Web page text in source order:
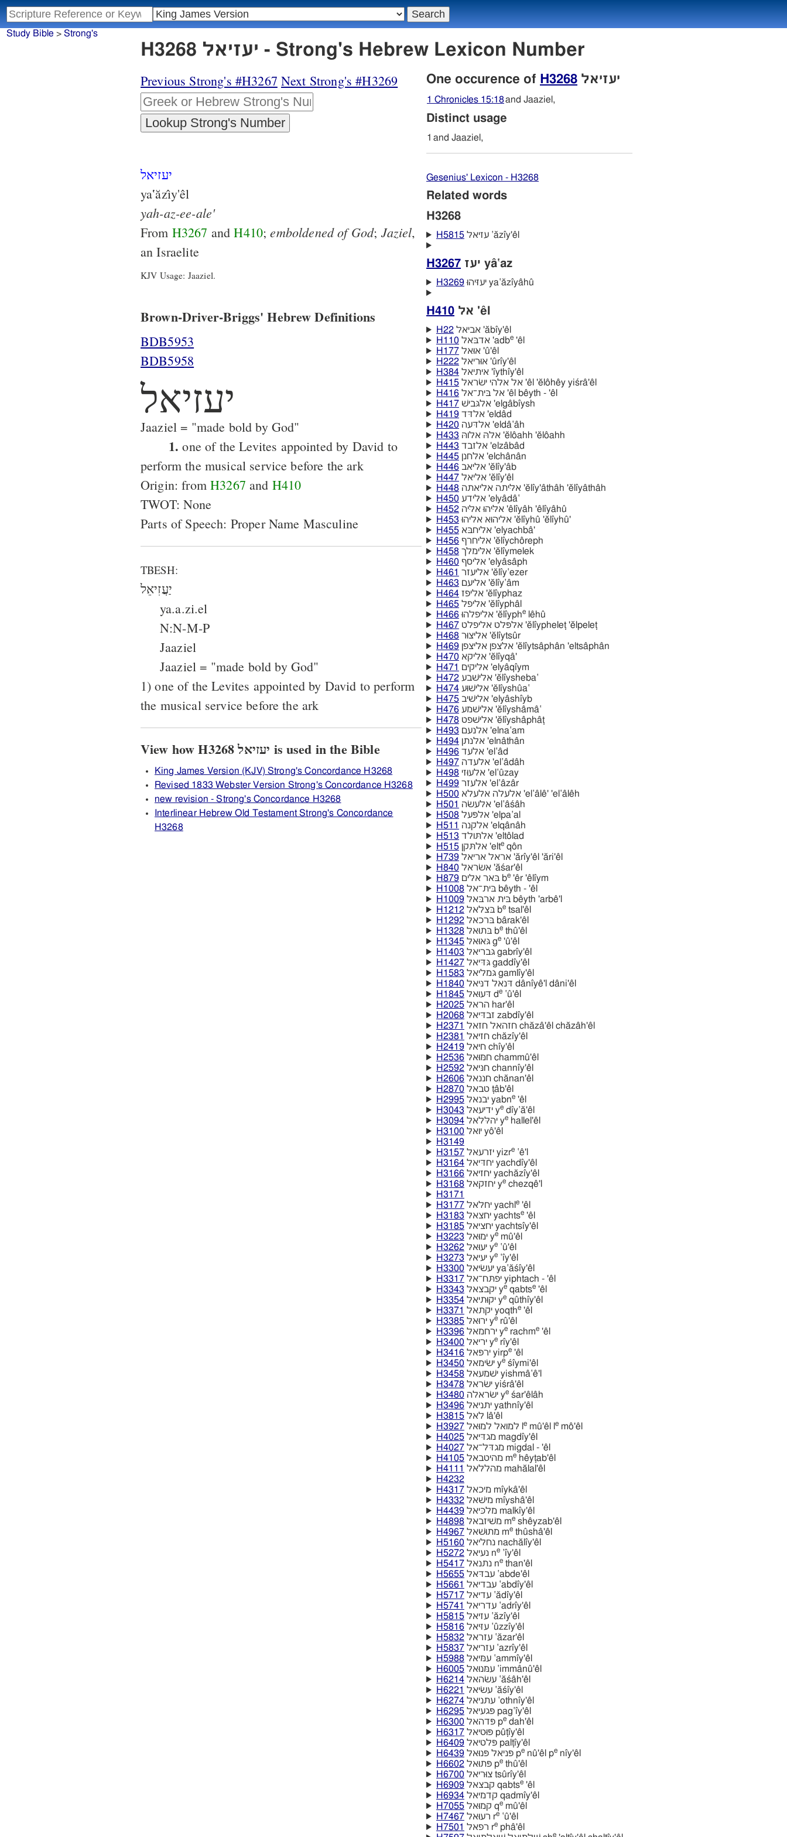
Study Bible > Strong's
H3268 יעזיאל - Strong's Hebrew Lexicon Number
Previous Strong's #H3267 Next Strong's #H3269
יעזיאל
ya‛ăzı̂y'êl
yah-az-ee-ale'
From H3267 andH410;emboldened of God; Jaziel,
an Israelite
KJV Usage: Jaaziel.
Brown-Driver-Briggs' Hebrew Definitions
BDB5953
BDB5958
יעזיאל
Jaaziel = "made bold by God"
1. one of the Levites appointed by David to
perform the musical service before the ark
Origin: fromH3267 and H410
TWOT: None
Parts of Speech: Proper Name Masculine
TBESH:
יַעֲזִיאֵל
ya.a.zi.el
N:N-M-P
Jaaziel
Jaaziel = "made bold by God"
1) one of the Levites appointed by David to perform
the musical service before the ark
View how H3268 יעזיאל is used in the Bible
King James Version (KJV) Strong's Concordance H3268
Revised 1833 Webster Version Strong's Concordance H3268
new revision - Strong's Concordance H3268
Interlinear Hebrew Old Testament Strong's Concordance
H3268
One occurence of H3268 יעזיאל
1 Chronicles 15:18and Jaaziel,
Distinct usage
1 and Jaaziel,
Gesenius' Lexicon - H3268
Related words
H3268
H5815 עזיאל ‛ăzı̂y'êl
H3267 יעז yâ‛az
H3269 יעזיּהוּ ya‛ăzı̂yâhû
H410 אל 'êl
H22
אביאל 'ăbı̂y'êl
H110
אדבּאל 'adbe'êl
H177
אוּאל 'û'êl
H222
אוּריאל 'ûrı̂y'êl
H384
איתיאל 'ı̂ythı̂y'êl
H415
אל אלהי ישׂראל 'êl 'ĕlôhêy yiśrâ'êl
H416
אל בּית־אל 'êl bêyth - 'êl
H417
אלגּבישׁ 'elgâbı̂ysh
H419
אלדּד 'eldâd
H420
אלדּעה 'eldâ‛âh
H433
אלהּ אלוהּ 'ĕlôahh 'ĕlôahh
H443
אלזבד 'elzâbâd
H445
אלחנן 'elchânân
H446
אליאב 'ĕlı̂y'âb
H447
אליאל 'ĕlı̂y'êl
H448
אליּתה אליאתה 'ĕlı̂y'âthâh 'ĕlı̂yâthâh
H450
אלידע 'elyâdâ‛
H452
אליּהוּ אליּה 'êlı̂yâh 'êlı̂yâhû
H453
אליהוּא אליהוּ 'ĕlı̂yhû 'ĕlı̂yhû'
H455
אליחבּא 'elyachbâ'
H456
אליחרף 'ĕlı̂ychôreph
H458
אלימלך 'ĕlı̂ymelek
H460
אליסף 'elyâsâph
H461
אליעזר 'ĕlı̂y‛ezer
H463
אליעם 'ĕlı̂y‛âm
H464
אליפז 'ĕlı̂yphaz
H465
אליפל 'ĕlı̂yphâl
H466
אליפלהוּ 'ĕlı̂yphelêhû
H467
אלפּלט אליפלט 'ĕlı̂ypheleṭ 'ĕlpeleṭ
H468
אליצוּר 'ĕlı̂ytsûr
H469
אלצפן אליצפן 'ĕlı̂ytsâphân 'eltsâphân
H470
אליקא 'ĕlı̂yqâ'
H471
אליקים 'elyâqı̂ym
H472
אלישׁבע 'ĕlı̂ysheba‛
H474
אלישׁוּע 'ĕlı̂yshûa‛
H475
אלישׁיב 'elyâshı̂yb
H476
אלישׁמע 'ĕlı̂yshâmâ‛
H478
אלישׁפט 'ĕlı̂yshâphâṭ
H493
אלנעם 'elna‛am
H494
אלנתן 'elnâthân
H496
אלעד 'el‛âd
H497
אלעדה 'el‛âdâh
H498
אלעוּזי 'el‛ûzay
H499
אלעזר 'el‛âzâr
H500
אלעלה אלעלא 'el‛âlê' 'el‛âlêh
H501
אלעשׂה 'el‛âśâh
H508
אלפּעל 'elpa‛al
H511
אלקנה 'elqânâh
H513
אלתּולד 'eltôlad
H515
אלתּקן 'elteqôn
H739
אראל אריאל 'ărı̂y'êl 'ări'êl
H840
אשׂראל 'ăśar'êl
H879
בּאר אלים be'êr 'êlı̂ym
H1008
בּית־אל bêyth - 'êl
H1009
בּית ארבּאל bêyth 'arbê'l
H1212
בּצלאל betsal'êl
H1292
בּרכאל bârak'êl
H1328
בּתוּאל bethû'êl
H1345
גּאוּאל ge'û'êl
H1403
גּבריאל gabrı̂y'êl
H1427
גּדּיאל gaddı̂y'êl
H1583
גּמליאל gamlı̂y'êl
H1840
דּנאל דניּאל dânı̂yê'l dâni'êl
H1845
דּעוּאל de‛û'êl
H2025
הראל har'êl
H2068
זבדּיאל zabdı̂y'êl
H2371
חזהאל חזאל chăzâ'êl chăzâh'êl
H2381
חזיאל chăzı̂y'êl
H2419
חיאל chı̂y'êl
H2536
חמּוּאל chammû'êl
H2592
חנּיאל channı̂y'êl
H2606
חננאל chănan'êl
H2870
טבאל ṭâb'êl
H2995
יבנאל yabne'êl
H3043
ידיעאל yedı̂y‛ă'êl
H3094
יהלּלאל yehallel'êl
H3100
יואל yô'êl
H3149
H3157
יזרעאל yizre‛ê'l
H3164
יחדּיאל yachdı̂y'êl
H3166
יחזיאל yachăzı̂y'êl
H3168
יחזקאל yechezqê'l
H3171
H3177
יחלאל yachl e'êl
H3183
יחצאל yachtse'êl
H3185
יחציאל yachtsı̂y'êl
H3223
ימוּאל yemû'êl
H3262
יעוּאל ye‛û'êl
H3273
יעיאל ye‛ı̂y'êl
H3300
יעשׂיאל ya‛ăśı̂y'êl
H3317
יפתּח־אל yiphtach - 'êl
H3343
יקבצאל yeqabtse'êl
H3354
יקוּתיאל yeqûthı̂y'êl
H3371
יקתאל yoqthe'êl
H3385
ירוּאל yerû'êl
H3396
ירחמאל yerachme'êl
H3400
יריאל yerı̂y'êl
H3416
ירפּאל yirpe'êl
H3450
ישׂימאל yeśı̂ymi'êl
H3458
ישׁמעאל yishmâ‛ê'l
H3478
ישׂראל yiśrâ'êl
H3480
ישׂראלה yeśar'êlâh
H3496
יתניאל yathnı̂y'êl
H3815
לאל lâ'êl
H3927
emû'êl l emô'êl
H4025
מגדּיאל magdı̂y'êl
H4027
מגדּל־אל migdal - 'êl
H4105
מהיטבאל mehêyṭab'êl
H4111
מהללאל mahălal'êl
H4232
H4317
מיכאל mı̂ykâ'êl
H4332
מישׁאל mı̂yshâ'êl
H4439
מלכּיאל malkı̂y'êl
H4898
משׁיזבאל meshêyzab'êl
H4967
מתוּשׁאל methûshâ'êl
H5160
נחליאל nachălı̂y'êl
H5272
נעיאל ne‛ı̂y'êl
H5417
נתנאל nethan'êl
H5655
עבדּאל ‛abde'êl
H5661
עבדיאל ‛abdı̂y'êl
H5717
עדיאל ‛ădı̂y'êl
H5741
עדריאל ‛adrı̂y'êl
H5815
עזיאל ‛ăzı̂y'êl
H5816
עזּיאל ‛ûzzı̂y'êl
H5832
עזראל ‛ăzar'êl
H5837
עזריאל ‛azrı̂y'êl
H5988
עמּיאל ‛ammı̂y'êl
H6005
עמּנוּאל ‛immânû'êl
H6214
עשׂהאל ‛ăśâh'êl
H6221
עשׂיאל ‛ăśı̂y'êl
H6274
עתניאל ‛othnı̂y'êl
H6295
פּגעיאל pag‛ı̂y'êl
H6300
פּדהאל pedah'êl
H6317
פּוּטיאל pûṭı̂y'êl
H6409
פּלטיאל palṭı̂y'êl
H6439
פּניאל פּנוּאל penû'êl penı̂y'êl
H6602
פּתוּאל pethû'êl
H6700
צוּריאל tsûrı̂y'êl
H6909
קבצאל qabtse'êl
H6934
קדמיאל qadmı̂y'êl
H7055
קמוּאל qemû'êl
H7467
רעוּאל re‛û'êl
H7501
רפאל rephâ'êl
e